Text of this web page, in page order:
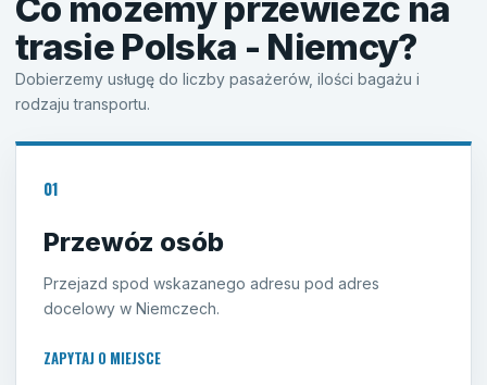
Co możemy przewieźć na
trasie Polska - Niemcy?
Dobierzemy usługę do liczby pasażerów, ilości bagażu i
rodzaju transportu.
01
Przewóz osób
Przejazd spod wskazanego adresu pod adres
docelowy w Niemczech.
ZAPYTAJ O MIEJSCE